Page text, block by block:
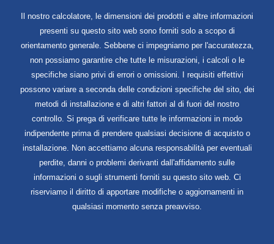
Il nostro calcolatore, le dimensioni dei prodotti e altre informazioni
presenti su questo sito web sono forniti solo a scopo di
orientamento generale. Sebbene ci impegniamo per l'accuratezza,
non possiamo garantire che tutte le misurazioni, i calcoli o le
specifiche siano privi di errori o omissioni. I requisiti effettivi
possono variare a seconda delle condizioni specifiche del sito, dei
metodi di installazione e di altri fattori al di fuori del nostro
controllo. Si prega di verificare tutte le informazioni in modo
indipendente prima di prendere qualsiasi decisione di acquisto o
installazione. Non accettiamo alcuna responsabilità per eventuali
perdite, danni o problemi derivanti dall'affidamento sulle
informazioni o sugli strumenti forniti su questo sito web. Ci
riserviamo il diritto di apportare modifiche o aggiornamenti in
qualsiasi momento senza preavviso.